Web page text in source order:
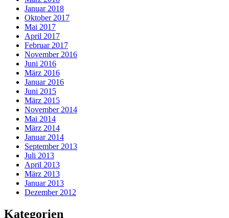
Januar 2018
Oktober 2017
Mai 2017
April 2017
Februar 2017
November 2016
Juni 2016
März 2016
Januar 2016
Juni 2015
März 2015
November 2014
Mai 2014
März 2014
Januar 2014
September 2013
Juli 2013
April 2013
März 2013
Januar 2013
Dezember 2012
Kategorien